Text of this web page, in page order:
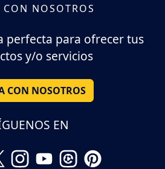
CON NOSOTROS
perfecta para ofrecer tus
y/o servicios
CON NOSOTROS
EN